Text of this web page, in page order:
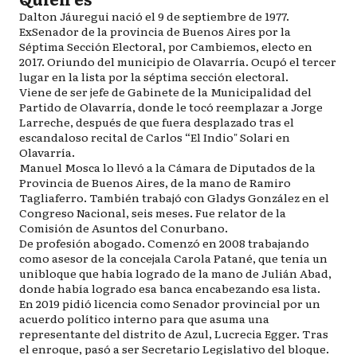
Dalton Jáuregui nació el 9 de septiembre de 1977.
ExSenador de la provincia de Buenos Aires por la
Séptima Sección Electoral, por Cambiemos, electo en
2017. Oriundo del municipio de Olavarría. Ocupó el tercer
lugar en la lista por la séptima sección electoral.
Viene de ser jefe de Gabinete de la Municipalidad del
Partido de Olavarría, donde le tocó reemplazar a Jorge
Larreche, después de que fuera desplazado tras el
escandaloso recital de Carlos “El Indio" Solari en
Olavarría.
Manuel Mosca lo llevó a la Cámara de Diputados de la
Provincia de Buenos Aires, de la mano de Ramiro
Tagliaferro. También trabajó con Gladys González en el
Congreso Nacional, seis meses. Fue relator de la
Comisión de Asuntos del Conurbano.
De profesión abogado. Comenzó en 2008 trabajando
como asesor de la concejala Carola Patané, que tenía un
unibloque que había logrado de la mano de Julián Abad,
donde había logrado esa banca encabezando esa lista.
En 2019 pidió licencia como Senador provincial por un
acuerdo político interno para que asuma una
representante del distrito de Azul, Lucrecia Egger. Tras
el enroque, pasó a ser Secretario Legislativo del bloque.